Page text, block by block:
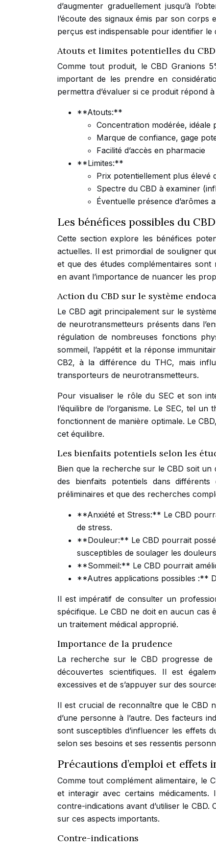
d’augmenter graduellement jusqu’à
l’écoute des signaux émis par son corps
perçus est indispensable pour identifier le
Atouts et limites potentielles du
Comme tout produit, le CBD Granions
important de les prendre en
permettra d’évaluer si ce produit répond
**Atouts:**
Concentration modérée, idéale
Marque de confiance, gage
Facilité d’accès en pharmacie
**Limites:**
Prix potentiellement plus élevé
Spectre du CBD à examiner
Éventuelle présence d’arômes
Les bénéfices possibles du
Cette section explore les bénéfices
actuelles. Il est primordial de souligner
et que des études complémentaires
en avant l’importance de nuancer les
Action du CBD sur le système
Le CBD agit principalement sur le
de neurotransmetteurs présents dans
régulation de nombreuses fonctions
sommeil, l’appétit et la réponse
CB2, à la différence du THC, mais
transporteurs de neurotransmetteurs.
Pour visualiser le rôle du SEC et son
l’équilibre de l’organisme. Le SEC, tel
fonctionnent de manière optimale. Le
cet équilibre.
Les bienfaits potentiels selon les
Bien que la recherche sur le CBD soit un
des bienfaits potentiels dans
préliminaires et que des recherches
**Anxiété et Stress:** Le CBD
de stress.
**Douleur:** Le CBD pourrait
susceptibles de soulager les
**Sommeil:** Le CBD pourrait
**Autres applications possibles :**
Il est impératif de consulter un
spécifique. Le CBD ne doit en aucun cas
un traitement médical approprié.
Importance de la prudence
La recherche sur le CBD progresse
découvertes scientifiques. Il est
excessives et de s’appuyer sur des
Il est crucial de reconnaître que le CBD
d’une personne à l’autre. Des facteurs
sont susceptibles d’influencer les effets
selon ses besoins et ses ressentis
Précautions d’emploi et effets
Comme tout complément alimentaire, le
et interagir avec certains
contre-indications avant d’utiliser le
sur ces aspects importants.
Contre-indications